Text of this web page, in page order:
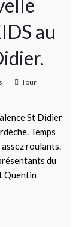
au
Tour
St Didier
Temps
roulants.
du
Quentin